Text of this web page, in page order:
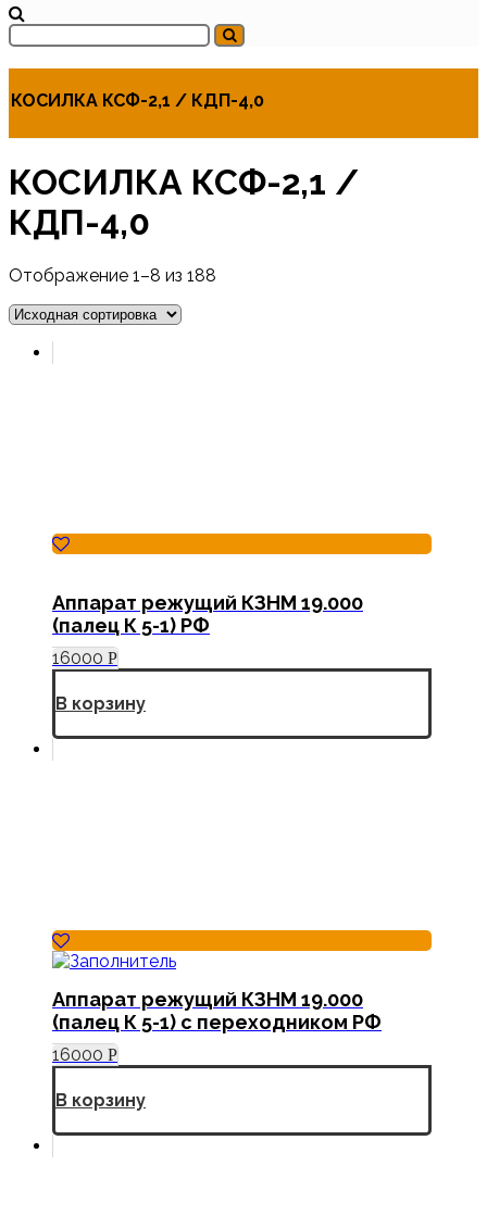
КОСИЛКА КСФ-2,1 / КДП-4,0
КОСИЛКА КСФ-2,1 /
КДП-4,0
Отображение 1–8 из 188
Аппарат режущий КЗНМ 19.000
(палец К 5-1) РФ
16000 Р
В корзину
Аппарат режущий КЗНМ 19.000
(палец К 5-1) с переходником РФ
16000 Р
В корзину